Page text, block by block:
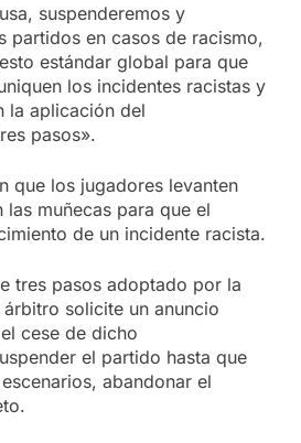
suspenderemos y
partidos en casos de racismo,
estándar global para que
los incidentes racistas y
la aplicación del
pasos».
que los jugadores levanten
las muñecas para que el
de un incidente racista.
tres pasos adoptado por la
árbitro solicite un anuncio
cese de dicho
el partido hasta que
abandonar el